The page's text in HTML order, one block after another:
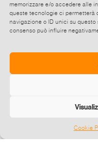
memorizzare e/o accedere alle
queste tecnologie ci permetterà
navigazione o ID unici su
consenso può influire
Cookie
Share on
choose up to 5
this event.